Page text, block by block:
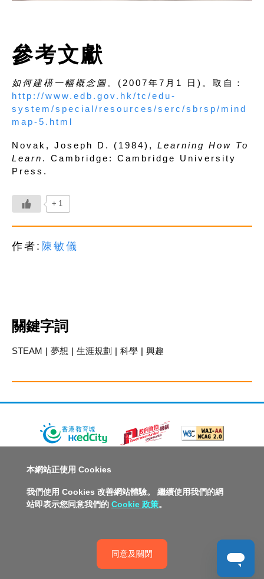
參考文獻
如何建構一幅概念圖。(2007年7月1 日)。取自：
http://www.edb.gov.hk/tc/edu-
system/special/resources/serc/sbrsp/mind
map-5.html
Novak, Joseph D. (1984), Learning How To
Learn . Cambridge: Cambridge University
Press.
+1
作者: 陳敏儀
關鍵字詞
STEAM | 夢想 | 生涯規劃 | 科學 | 興趣
人才招募
聯絡我們
版權所有© 2026 香港教育城有限公司
私隱政策聲明 服務條款
版權及知識產權政策
本網站正使用 Cookies
我們使用 Cookies 改善網站體驗。 繼續使用我們的網
站即表示您同意我們的 Cookie 政策。
同意及關閉